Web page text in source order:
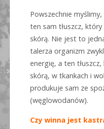
Powszechnie
ten sam tłuszcz,
skórą. Nie jest to
talerza organizm
energię, a ten
skórą, w tkankach i
produkuje sam ze
(węglowodanów).
Czy winna jest